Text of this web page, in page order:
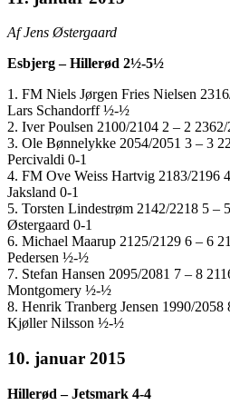
Af Jens Østergaard
Esbjerg – Hillerød 2½-5½
1. FM Niels Jørgen Fries Nielsen
Lars Schandorff ½-½
2. Iver Poulsen 2100/2104 2 – 2
3. Ole Bønnelykke 2054/2051 3 – 3
Percivaldi 0-1
4. FM Ove Weiss Hartvig 2183/2196
Jaksland 0-1
5. Torsten Lindestrøm 2142/2218 5 –
Østergaard 0-1
6. Michael Maarup 2125/2129 6 – 6
Pedersen ½-½
7. Stefan Hansen 2095/2081 7 – 8
Montgomery ½-½
8. Henrik Tranberg Jensen 1990/
Kjøller Nilsson ½-½
10. januar 2015
Hillerød – Jetsmark 4-4